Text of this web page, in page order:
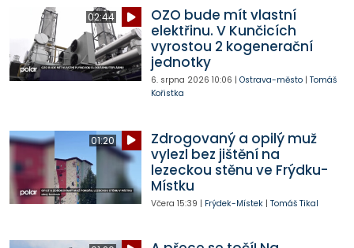
02:44
OZO bude mít vlastní
elektřinu. V Kunčicích
vyrostou 2 kogenerační
jednotky
6. srpna 2026 10:06 | Ostrava-město| Tomáš
Kořistka
01:20
Zdrogovaný a opilý muž
vylezl bez jištění na
lezeckou stěnu ve Frýdku-
Místku
Včera 15:39 | Frýdek-Místek| Tomáš Tikal